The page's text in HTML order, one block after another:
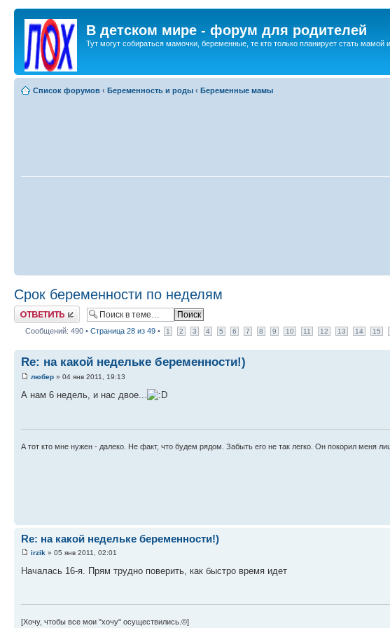
В детском мире - форум для родителей
Тут могут собираться мамочки, беременные, те кто только планирует стать мамой
Список форумов ‹ Беременность и роды ‹ Беременные мамы
Срок беременности по неделям
Ответить
Сообщений: 490 • Страница 28 из 49 • 1 2 3 4 5 6 7 8 9 10 11 12 13 14 15
Re: на какой недельке беременности!)
любер » 04 янв 2011, 19:13
А нам 6 недель, и нас двое...
А тот кто мне нужен - далеко. Не факт, что будем рядом. Забыть его не так легко. Он покорил меня
Re: на какой недельке беременности!)
irzik » 05 янв 2011, 02:01
Началась 16-я. Прям трудно поверить, как быстро время идет
[Хочу, чтобы все мои "хочу" осуществились.©]